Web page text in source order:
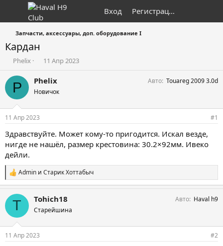
Вход Регистрация
Запчасти, аксессуары, доп. оборудование I
Кардан
А
т
о
т
е
м
ы
Phelix
Д
т
н
а
л
11 Апр 2023
P Phelix
Новичок
Авто Touareg 2009 3.0d
11 Апр 2023 #1
Здравствуйте. Может кому-то пригодится. Искал везде,
нигде не нашёл, размер крестовина: 30.2×92мм. Ивеко
дейли.
С
и
п
т
Admin и Старик Хоттабыч
T Tohich18
Старейшина
Авто Haval h9
11 Апр 2023 #2